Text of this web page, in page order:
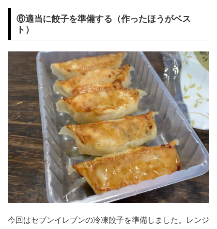
⑥適当に餃子を準備する（作ったほうがベス
ト）
今回はセブンイレブンの冷凍餃子を準備しました。レンジ